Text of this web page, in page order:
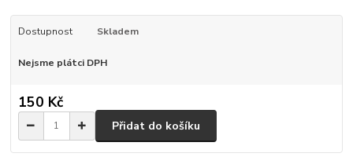
Dostupnost Skladem
Nejsme plátci DPH
150 Kč
Přidat do košíku